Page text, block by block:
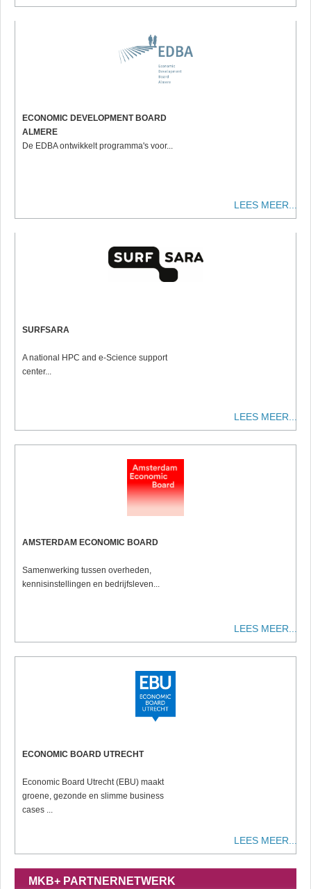
ECONOMIC DEVELOPMENT BOARD
ALMERE
De EDBA ontwikkelt programma's voor...
LEES MEER...
SURFSARA
A national HPC and e-Science support
center...
LEES MEER...
AMSTERDAM ECONOMIC BOARD
Samenwerking tussen overheden,
kennisinstellingen en bedrijfsleven...
LEES MEER...
ECONOMIC BOARD UTRECHT
Economic Board Utrecht (EBU) maakt
groene, gezonde en slimme business
cases ...
LEES MEER...
MKB+ PARTNERNETWERK